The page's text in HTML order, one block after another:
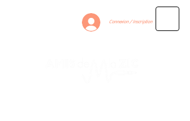
Connexion / Inscription